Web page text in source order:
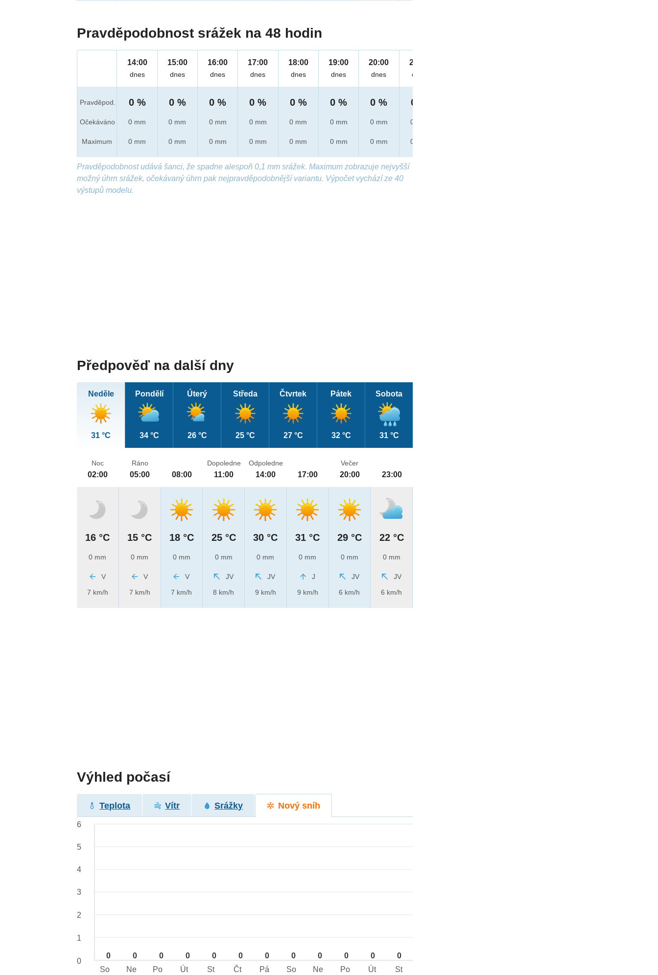
Pravděpodobnost srážek na 48 hodin
Pravděpod.
Očekáváno
Maximum
14:00
dnes
0 %
0 mm
0 mm
15:00
dnes
0 %
0 mm
0 mm
16:00
dnes
0 %
0 mm
0 mm
17:00
dnes
0 %
0 mm
0 mm
18:00
dnes
0 %
0 mm
0 mm
19:00
dnes
0 %
0 mm
0 mm
20:00
dnes
0 %
0 mm
0 mm
21:00
dnes
0 %
0 mm
0 mm
Pravděpodobnost udává šanci, že spadne alespoň 0,1 mm srážek. Maximum zobrazuje nejvyšší
možný úhrn srážek, očekávaný úhrn pak nejpravděpodobnější variantu. Výpočet vychází ze 40
výstupů modelu.
Předpověď na další dny
Neděle
31 °C
Pondělí
34 °C
Úterý
26 °C
Středa
25 °C
Čtvrtek
27 °C
Pátek
32 °C
Sobota
31 °C
Noc
02:00
16 °C
0 mm
V
7 km/h
Ráno
05:00
15 °C
0 mm
V
7 km/h
08:00
18 °C
0 mm
V
7 km/h
Dopoledne
11:00
25 °C
0 mm
JV
8 km/h
Odpoledne
14:00
30 °C
0 mm
JV
9 km/h
17:00
31 °C
0 mm
J
9 km/h
Večer
20:00
29 °C
0 mm
JV
6 km/h
23:00
22 °C
0 mm
JV
6 km/h
Výhled počasí
Teplota Vítr Srážky Nový sníh
0 0 0 0 0 0 0 0 0 0 0 0
6
5
4
3
2
1
0
So
Ne Po Út St Čt Pá So Ne Po Út St